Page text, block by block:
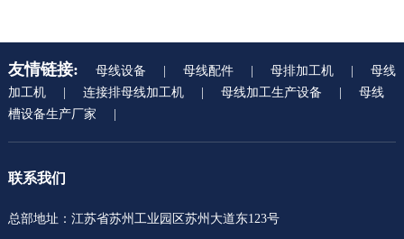
友情链接: 母线设备 母线配件 母排加工机
母线
加工机
连接排母线加工机 母线加工生产设备
母线
槽设备生产厂家
联系我们
总部地址：江苏省苏州工业园区苏州大道东123号